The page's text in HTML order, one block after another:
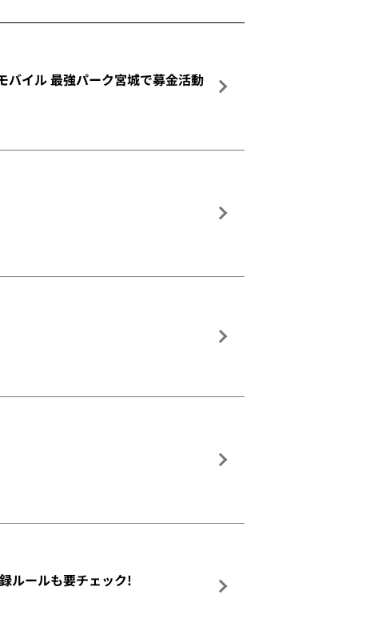
バイル 最強パーク宮城で募金活動
ルールも要チェック!